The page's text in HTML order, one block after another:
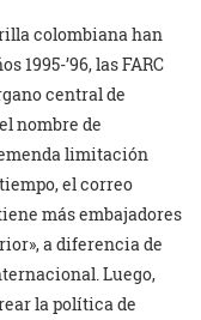
colombiana han
1995-’96, las FARC
central de
nombre de
limitación
el correo
más embajadores
a diferencia de
Luego,
la política de